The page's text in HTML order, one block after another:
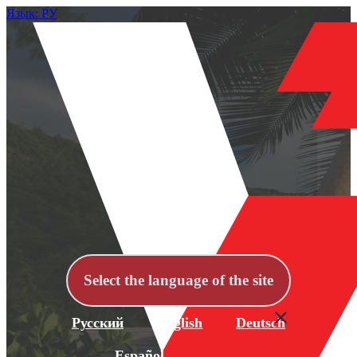
Язык: РУ
Select the language of the site
Русский English Deutsch